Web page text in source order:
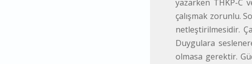
yazarken THKP-C
çalışmak zorunlu.
netleştirilmesidir.
Duygulara
olmasa gerektir.